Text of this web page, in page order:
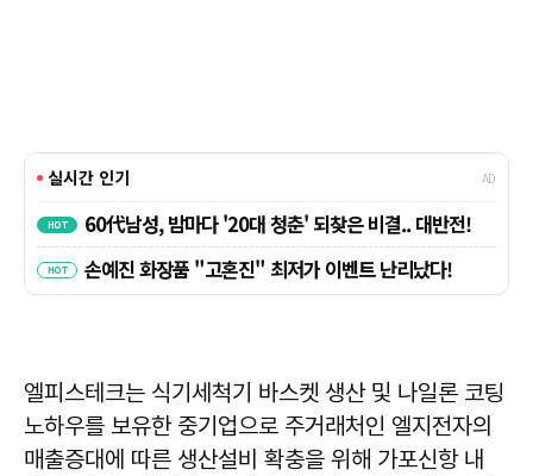
엘피스테크는 식기세척기 바스켓 생산 및 나일론 코팅
노하우를 보유한 중기업으로 주거래처인 엘지전자의
매출증대에 따른 생산설비 확충을 위해 가포신항 내